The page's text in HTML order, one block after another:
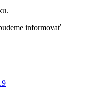
informovať